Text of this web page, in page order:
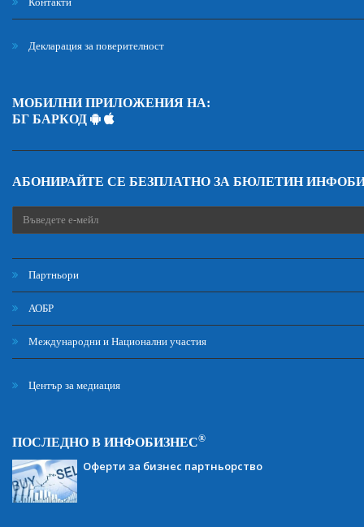
Декларация за поверителност
МОБИЛНИ ПРИЛОЖЕНИЯ НА:
БГ БАРКОД
АБОНИРАЙТЕ СЕ БЕЗПЛАТНО ЗА БЮЛЕТИН
Партньори
АОБР
Международни и Национални участия
Център за медиация
ПОСЛЕДНО В ИНФОБИЗНЕС®
Оферти за бизнес партньорство